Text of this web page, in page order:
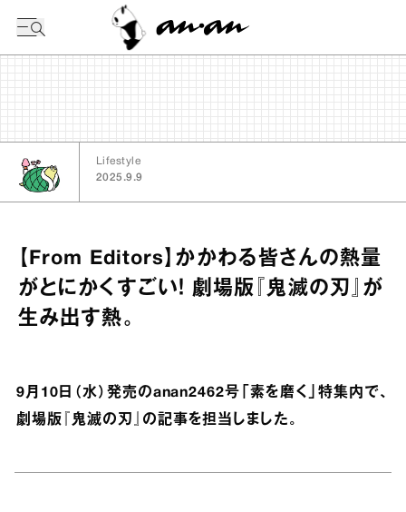
Lifestyle
2025.9.9
【From Editors】かかわる皆さんの熱量
がとにかくすごい！ 劇場版『鬼滅の刃』が
生み出す熱。
9月10日（水）発売のanan2462号「素を磨く」特集内で、
劇場版『鬼滅の刃』の記事を担当しました。